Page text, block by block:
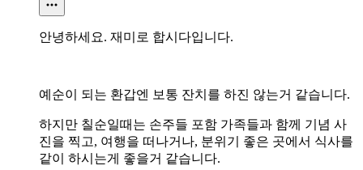
안녕하세요. 재미로 합시다입니다.
예순이 되는 환갑엔 보통 잔치를 하진 않는거 같습니다.
하지만 칠순일때는 손주들 포함 가족들과 함께 기념 사
진을 찍고, 여행을 떠나거나, 분위기 좋은 곳에서 식사를
같이 하시는게 좋을거 같습니다.